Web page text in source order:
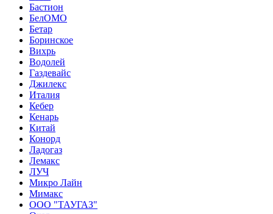
Бастион
БелОМО
Бетар
Боринское
Вихрь
Водолей
Газдевайс
Джилекс
Италия
Кебер
Кенарь
Китай
Конорд
Ладогаз
Лемакс
ЛУЧ
Микро Лайн
Мимакс
ООО "ТАУГАЗ"